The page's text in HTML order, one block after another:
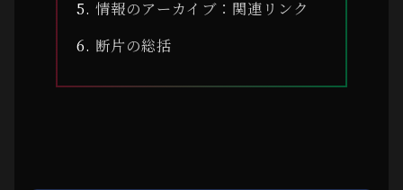
情報のアーカイブ：関連リンク
断片の総括